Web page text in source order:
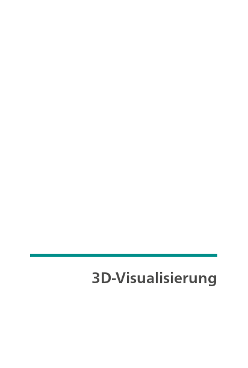
3D-Visualisierung